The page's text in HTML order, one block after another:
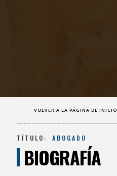
VOLVER A LA PÁGINA DE INICIO
TÍTULO: ABOGADO
BIOGRAFÍA